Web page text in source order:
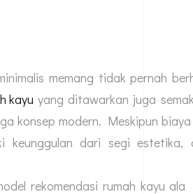
memang tidak pernah
kayu yang ditawarkan juga
konsep modern. Meskipun
keunggulan dari segi
rekomendasi rumah kayu